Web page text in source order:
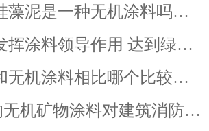
藻泥是一种无机涂料吗…
挥涂料领导作用 达到绿…
无机涂料相比哪个比较…
无机矿物涂料对建筑消防…